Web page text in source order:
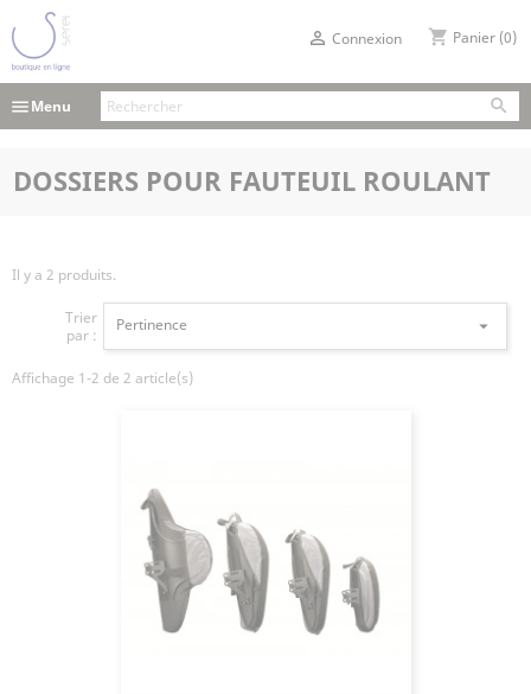
shopping_cart Panier (0)
menuMenu
 Connexion

DOSSIERS POUR FAUTEUIL ROULANT
Il y a 2 produits.
Trier
par :
Pertinence 
Affichage 1-2 de 2 article(s)